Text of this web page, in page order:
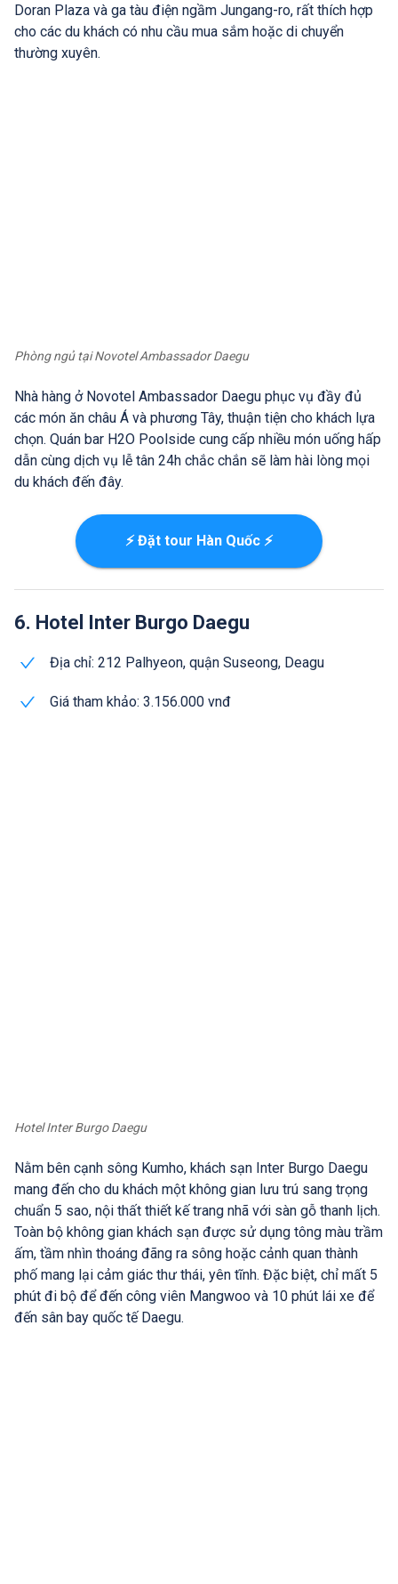
Doran Plaza và ga tàu điện ngầm Jungang-ro, rất thích hợp
cho các du khách có nhu cầu mua sắm hoặc di chuyển
thường xuyên.
Phòng ngủ tại Novotel Ambassador Daegu
Nhà hàng ở Novotel Ambassador Daegu phục vụ đầy đủ
các món ăn châu Á và phương Tây, thuận tiện cho khách lựa
chọn. Quán bar H2O Poolside cung cấp nhiều món uống hấp
dẫn cùng dịch vụ lễ tân 24h chắc chắn sẽ làm hài lòng mọi
du khách đến đây.
⚡ Đặt tour Hàn Quốc ⚡
6. Hotel Inter Burgo Daegu
Địa chỉ: 212 Palhyeon, quận Suseong, Deagu
Giá tham khảo: 3.156.000 vnđ
Hotel Inter Burgo Daegu
Nằm bên cạnh sông Kumho, khách sạn Inter Burgo Daegu
mang đến cho du khách một không gian lưu trú sang trọng
chuẩn 5 sao, nội thất thiết kế trang nhã với sàn gỗ thanh lịch.
Toàn bộ không gian khách sạn được sử dụng tông màu trầm
ấm, tầm nhìn thoáng đãng ra sông hoặc cảnh quan thành
phố mang lại cảm giác thư thái, yên tĩnh. Đặc biệt, chỉ mất 5
phút đi bộ để đến công viên Mangwoo và 10 phút lái xe để
đến sân bay quốc tế Daegu.